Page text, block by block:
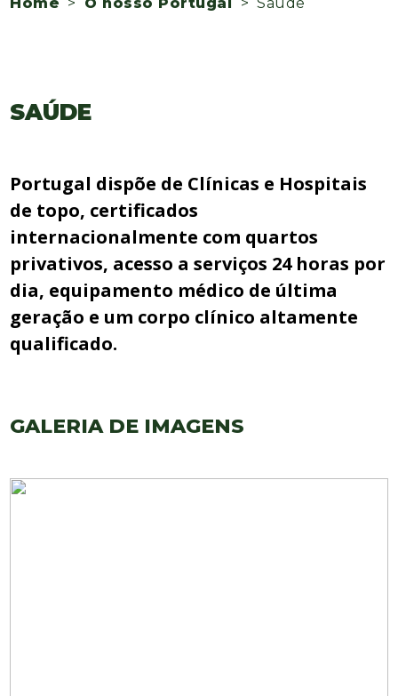
SAÚDE
Portugal dispõe de Clínicas e Hospitais
de topo, certificados
internacionalmente com quartos
privativos, acesso a serviços 24 horas por
dia, equipamento médico de última
geração e um corpo clínico altamente
qualificado.
GALERIA DE IMAGENS